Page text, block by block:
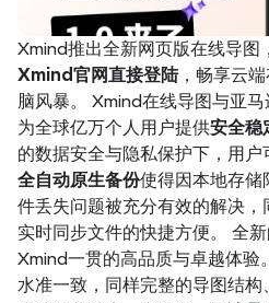
Xmind推出全新网页版在线导图
Xmind官网直接登陆，畅享云
脑风暴。 Xmind在线导图与亚马
为全球亿万个人用户提供安全稳
的数据安全与隐私保护下，用户
全自动原生备份使得因本地存储
件丢失问题被充分有效的解决
实时同步文件的快捷方便。 全
Xmind一贯的高品质与卓越体验
水准一致，同样完整的导图结